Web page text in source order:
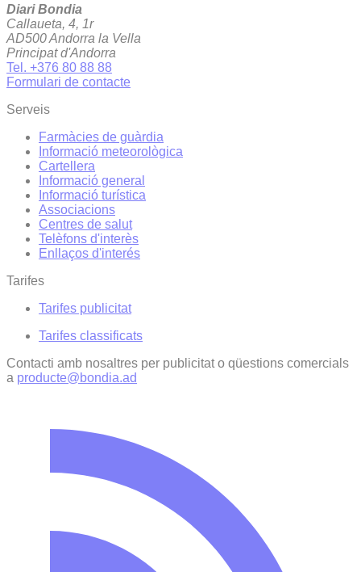
Diari Bondia
Callaueta, 4, 1r
AD500 Andorra la Vella
Principat d'Andorra
Tel. +376 80 88 88
Formulari de contacte
Serveis
Farmàcies de guàrdia
Informació meteorològica
Cartellera
Informació general
Informació turística
Associacions
Centres de salut
Telèfons d'interès
Enllaços d'interés
Tarifes
Tarifes publicitat
Tarifes classificats
Contacti amb nosaltres per publicitat o qüestions comercials
a producte@bondia.ad